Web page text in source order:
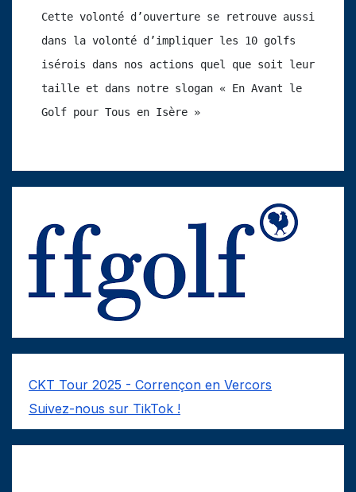
Cette volonté d’ouverture se retrouve aussi
dans la volonté d’impliquer les 10 golfs
isérois dans nos actions quel que soit leur
taille et dans notre slogan « En Avant le
Golf pour Tous en Isère »
CKT Tour 2025 - Corrençon en Vercors
Suivez-nous sur TikTok !